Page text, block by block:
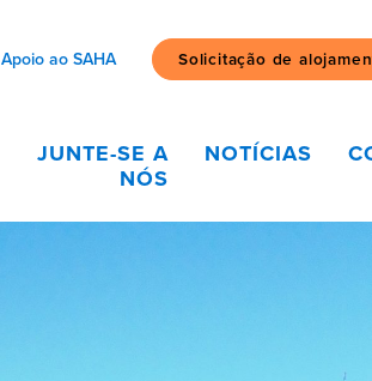
Apoio ao SAHA Solicitação de
JUNTE-SE A
NÓS
NOTÍCIAS